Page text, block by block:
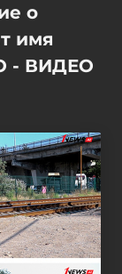
о
имя
- ВИДЕО